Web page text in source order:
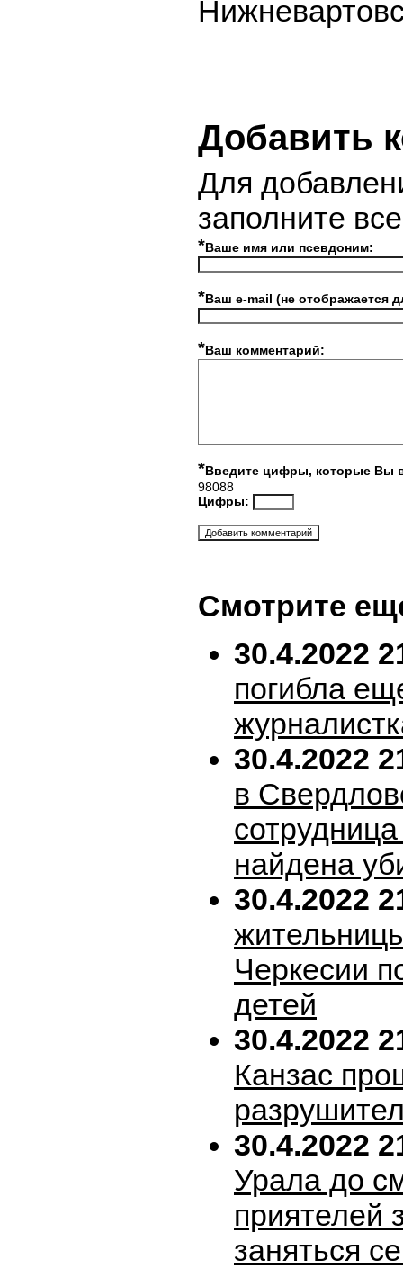
Добавить
Для
заполните
*Ваше имя или псевдоним:
*Ваш e-mail (не отображается
*Ваш комментарий:
*Введите цифры, которые Вы
98088
Цифры:
Смотрите
30.4.2022
погибла
30.4.2022
в
найдена
30.4.2022
Черкесии
детей
30.4.2022
Канзас
30.4.2022
Урала до
приятелей
заняться